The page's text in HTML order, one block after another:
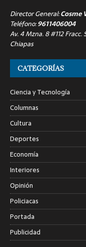
Director General:Cosme
Teléfono:9611406004
Av. 4 Mzna. 8 #112
Chiapas
CATEGORÍAS
Ciencia y Tecnología
Columnas
Cultura
Deportes
Economía
Interiores
Opinión
Policiacas
Portada
Publicidad